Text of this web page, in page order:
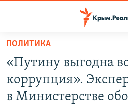
Вернуться
основному
содержанию
Вернутся
СПЕЦПРОЕКТЫ
ГРУЗ 200
ВОДА
ПОЛИТИКА
«Путину выгодна
коррупция».
в Министерстве